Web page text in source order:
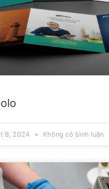
8, 2024 Không có bình luận